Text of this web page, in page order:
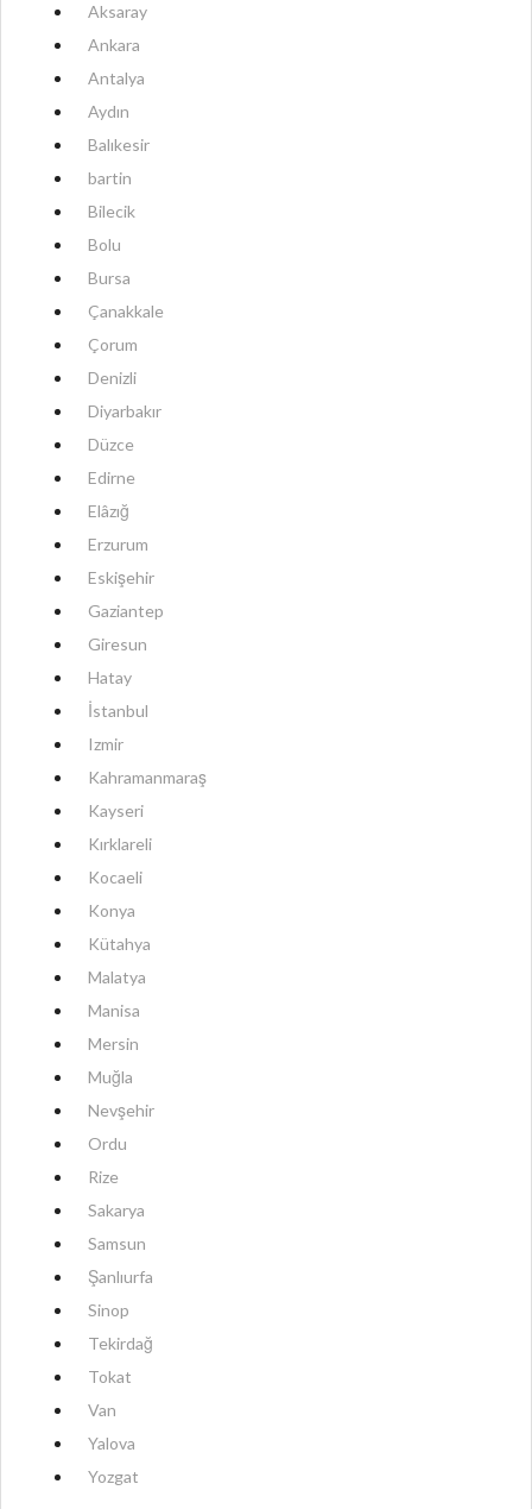
Aksaray
Ankara
Antalya
Aydın
Balıkesir
bartin
Bilecik
Bolu
Bursa
Çanakkale
Çorum
Denizli
Diyarbakır
Düzce
Edirne
Elâzığ
Erzurum
Eskişehir
Gaziantep
Giresun
Hatay
İstanbul
Izmir
Kahramanmaraş
Kayseri
Kırklareli
Kocaeli
Konya
Kütahya
Malatya
Manisa
Mersin
Muğla
Nevşehir
Ordu
Rize
Sakarya
Samsun
Şanlıurfa
Sinop
Tekirdağ
Tokat
Van
Yalova
Yozgat